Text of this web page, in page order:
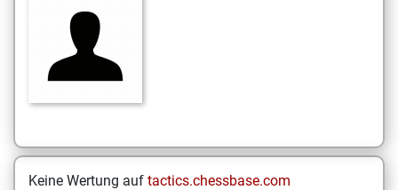
Keine Wertung auf tactics.chessbase.com